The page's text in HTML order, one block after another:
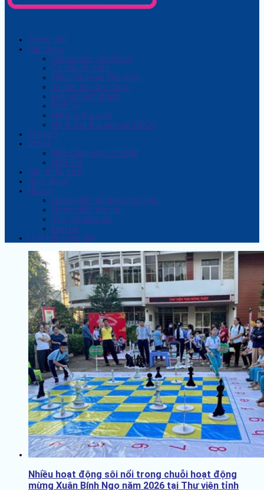
Trang chủ
Giới thiệu
Chức năng - Nhiệm vụ
Cơ cấu tổ chức
Điều khoản và Điều kiện
Thành tích đạt được
Lịch sử hình thành
Dịch vụ
Nội quy thư viện
Hệ thống thư viện xã, PĐCS
Tra cứu
Ebook
NXB Tổng hợp TP. HCM
NXB Trẻ
Giới thiệu sách
Hoạt động
Hỗ trợ
Hướng dẫn sử dụng thư viện
Hướng dẫn tra cứu
Thủ tục làm thẻ
Liên hệ
Lịch tiếp công dân
Nhiều hoạt động sôi nổi trong chuỗi hoạt động
mừng Xuân Bính Ngọ năm 2026 tại Thư viện tỉnh